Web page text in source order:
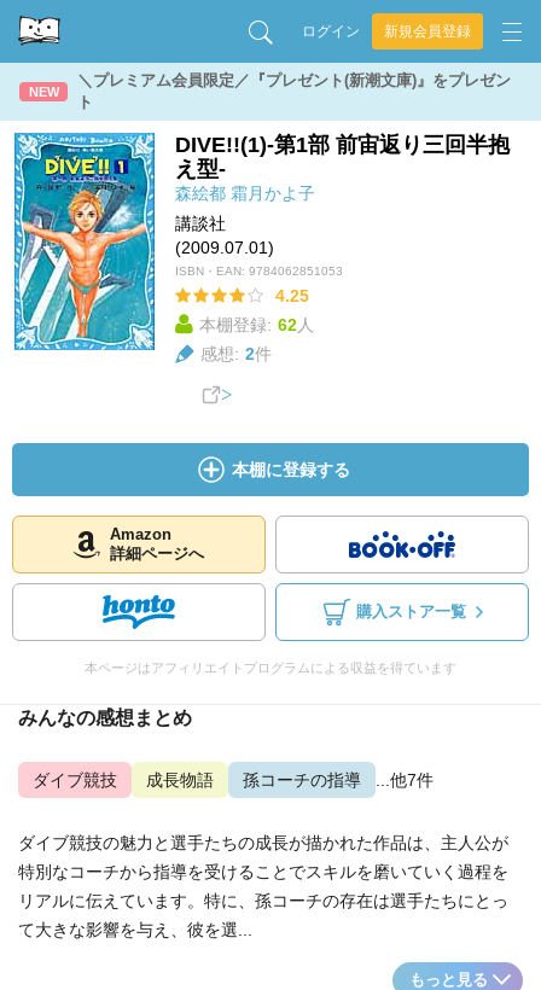
ログイン 新規会員登録
NEW
＼プレミアム会員限定／『プレゼント(新潮文庫)』をプレゼン
ト
DIVE!!(1)-第1部 前宙返り三回半抱
え型-
森絵都 霜月かよ子
講談社
(2009.07.01)
ISBN・EAN: 9784062851053
4.25
本棚登録: 62人
感想: 2件
本棚に登録する
Amazon
詳細ページへ
購入ストア一覧
本ページはアフィリエイトプログラムによる収益を得ています
みんなの感想まとめ
ダイブ競技 成長物語 孫コーチの指導 ...他7件
ダイブ競技の魅力と選手たちの成長が描かれた作品は、主人公が
特別なコーチから指導を受けることでスキルを磨いていく過程を
リアルに伝えています。特に、孫コーチの存在は選手たちにとっ
て大きな影響を与え、彼を選...
もっと見る